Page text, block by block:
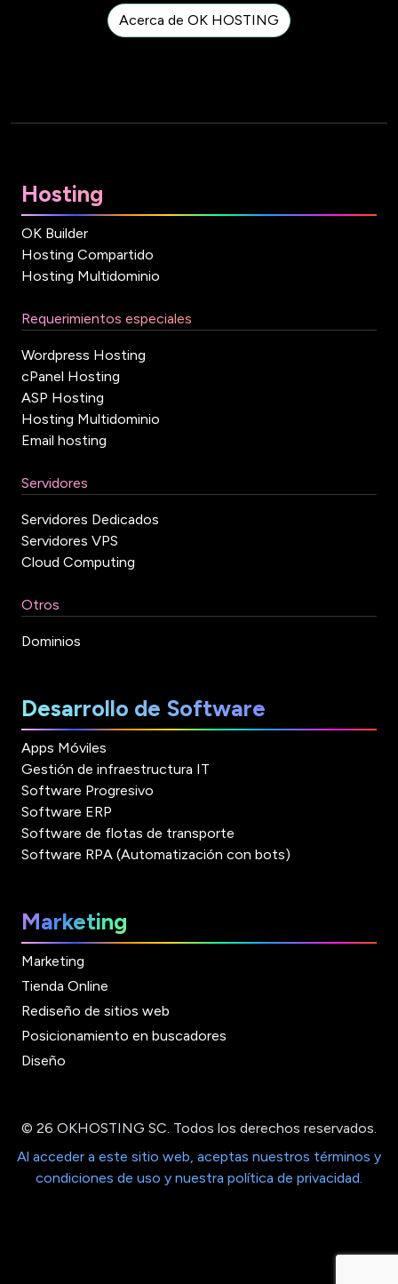
Acerca de OK HOSTING
Hosting
OK Builder
Hosting Compartido
Hosting Multidominio
Requerimientos especiales
Wordpress Hosting
cPanel Hosting
ASP Hosting
Hosting Multidominio
Email hosting
Servidores
Servidores Dedicados
Servidores VPS
Cloud Computing
Otros
Dominios
Desarrollo de Software
Apps Móviles
Gestión de infraestructura IT
Software Progresivo
Software ERP
Software de flotas de transporte
Software RPA (Automatización con bots)
Marketing
Marketing
Tienda Online
Rediseño de sitios web
Posicionamiento en buscadores
Diseño
© 26 OKHOSTING SC. Todos los derechos reservados.
Al acceder a este sitio web, aceptas nuestros términos y
condiciones de uso y nuestra política de privacidad.